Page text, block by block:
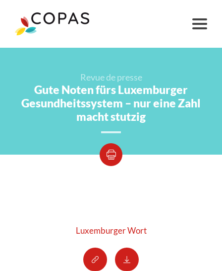
Revue de presse
Gute Noten fürs Luxemburger
Gesundheitssystem – nur eine Zahl
macht stutzig
Luxemburger Wort